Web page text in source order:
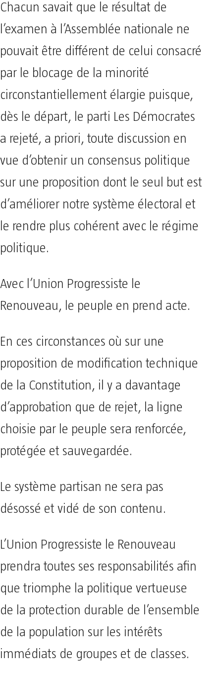
Chacun savait que le résultat de
l’examen à l’Assemblée nationale ne
pouvait être différent de celui consacré
par le blocage de la minorité
circonstantiellement élargie puisque,
dès le départ, le parti Les Démocrates
a rejeté, a priori, toute discussion en
vue d’obtenir un consensus politique
sur une proposition dont le seul but est
d’améliorer notre système électoral et
le rendre plus cohérent avec le régime
politique.
Avec l’Union Progressiste le
Renouveau, le peuple en prend acte.
En ces circonstances où sur une
proposition de modification technique
de la Constitution, il y a davantage
d’approbation que de rejet, la ligne
choisie par le peuple sera renforcée,
protégée et sauvegardée.
Le système partisan ne sera pas
désossé et vidé de son contenu.
L’Union Progressiste le Renouveau
prendra toutes ses responsabilités afin
que triomphe la politique vertueuse
de la protection durable de l’ensemble
de la population sur les intérêts
immédiats de groupes et de classes.